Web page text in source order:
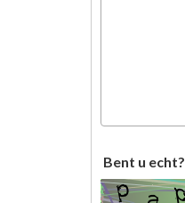
Bent u echt?